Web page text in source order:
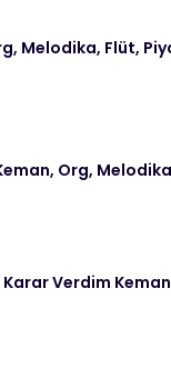
Melodika, Flüt,
Org,
Verdim